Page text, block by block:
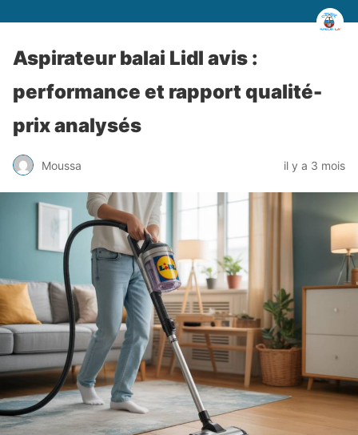
Aspirateur balai Lidl avis :
performance et rapport qualité-
prix analysés
Moussa il y a 3 mois